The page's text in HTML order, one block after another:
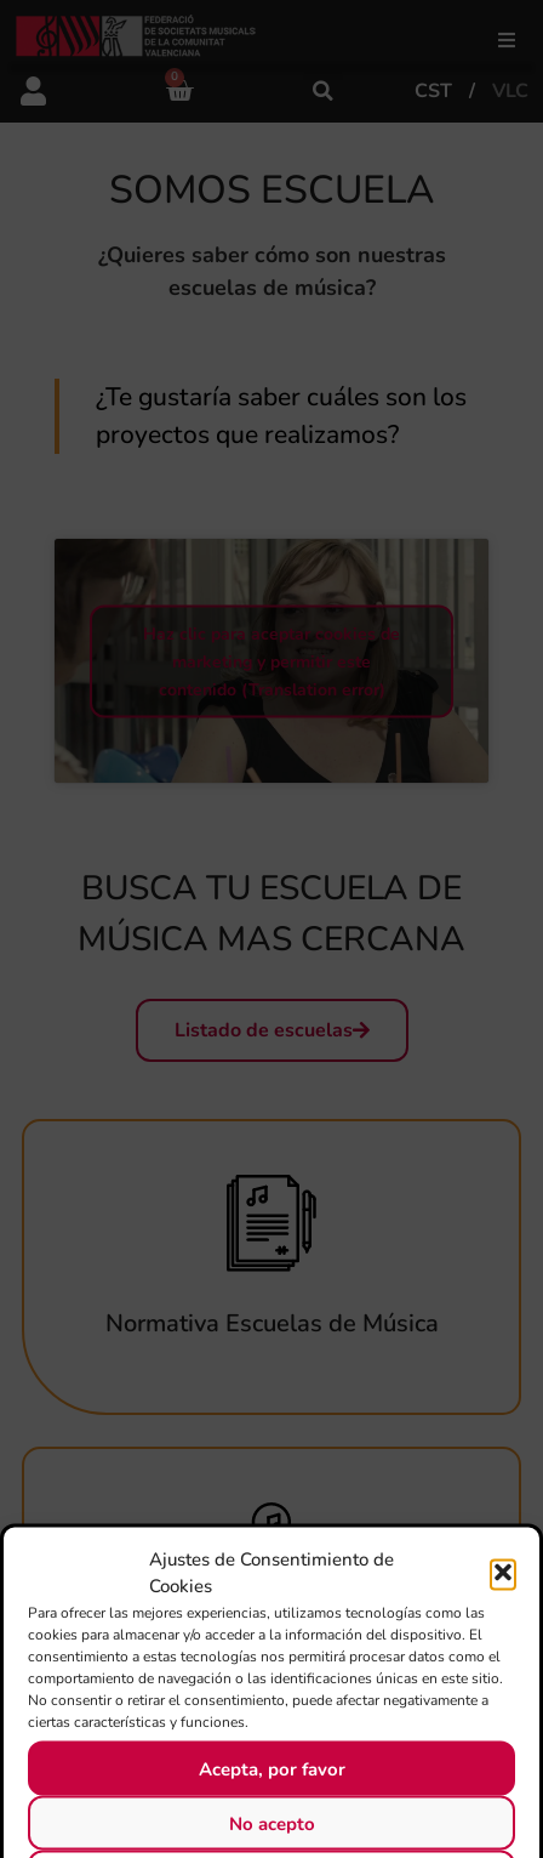
Ajustes de Consentimiento de
Cookies
Para ofrecer las mejores experiencias, utilizamos tecnologías como las
cookies para almacenar y/o acceder a la información del dispositivo. El
consentimiento a estas tecnologías nos permitirá procesar datos como el
comportamiento de navegación o las identificaciones únicas en este sitio.
No consentir o retirar el consentimiento, puede afectar negativamente a
ciertas características y funciones.
Acepta, por favor
No acepto
FSMCV
Áreas de gestión
Área educativa
Actualidad
0
CST VLC
SOMOS ESCUELA
¿Quieres saber cómo son nuestras
escuelas de música?
¿Te gustaría saber cuáles son los
proyectos que realizamos?
Haz clic para aceptar cookies de
marketing y permitir este
contenido (Translation error)
BUSCA TU ESCUELA DE
MÚSICA MAS CERCANA
Listado de escuelas
Normativa Escuelas de Música
Área de padres